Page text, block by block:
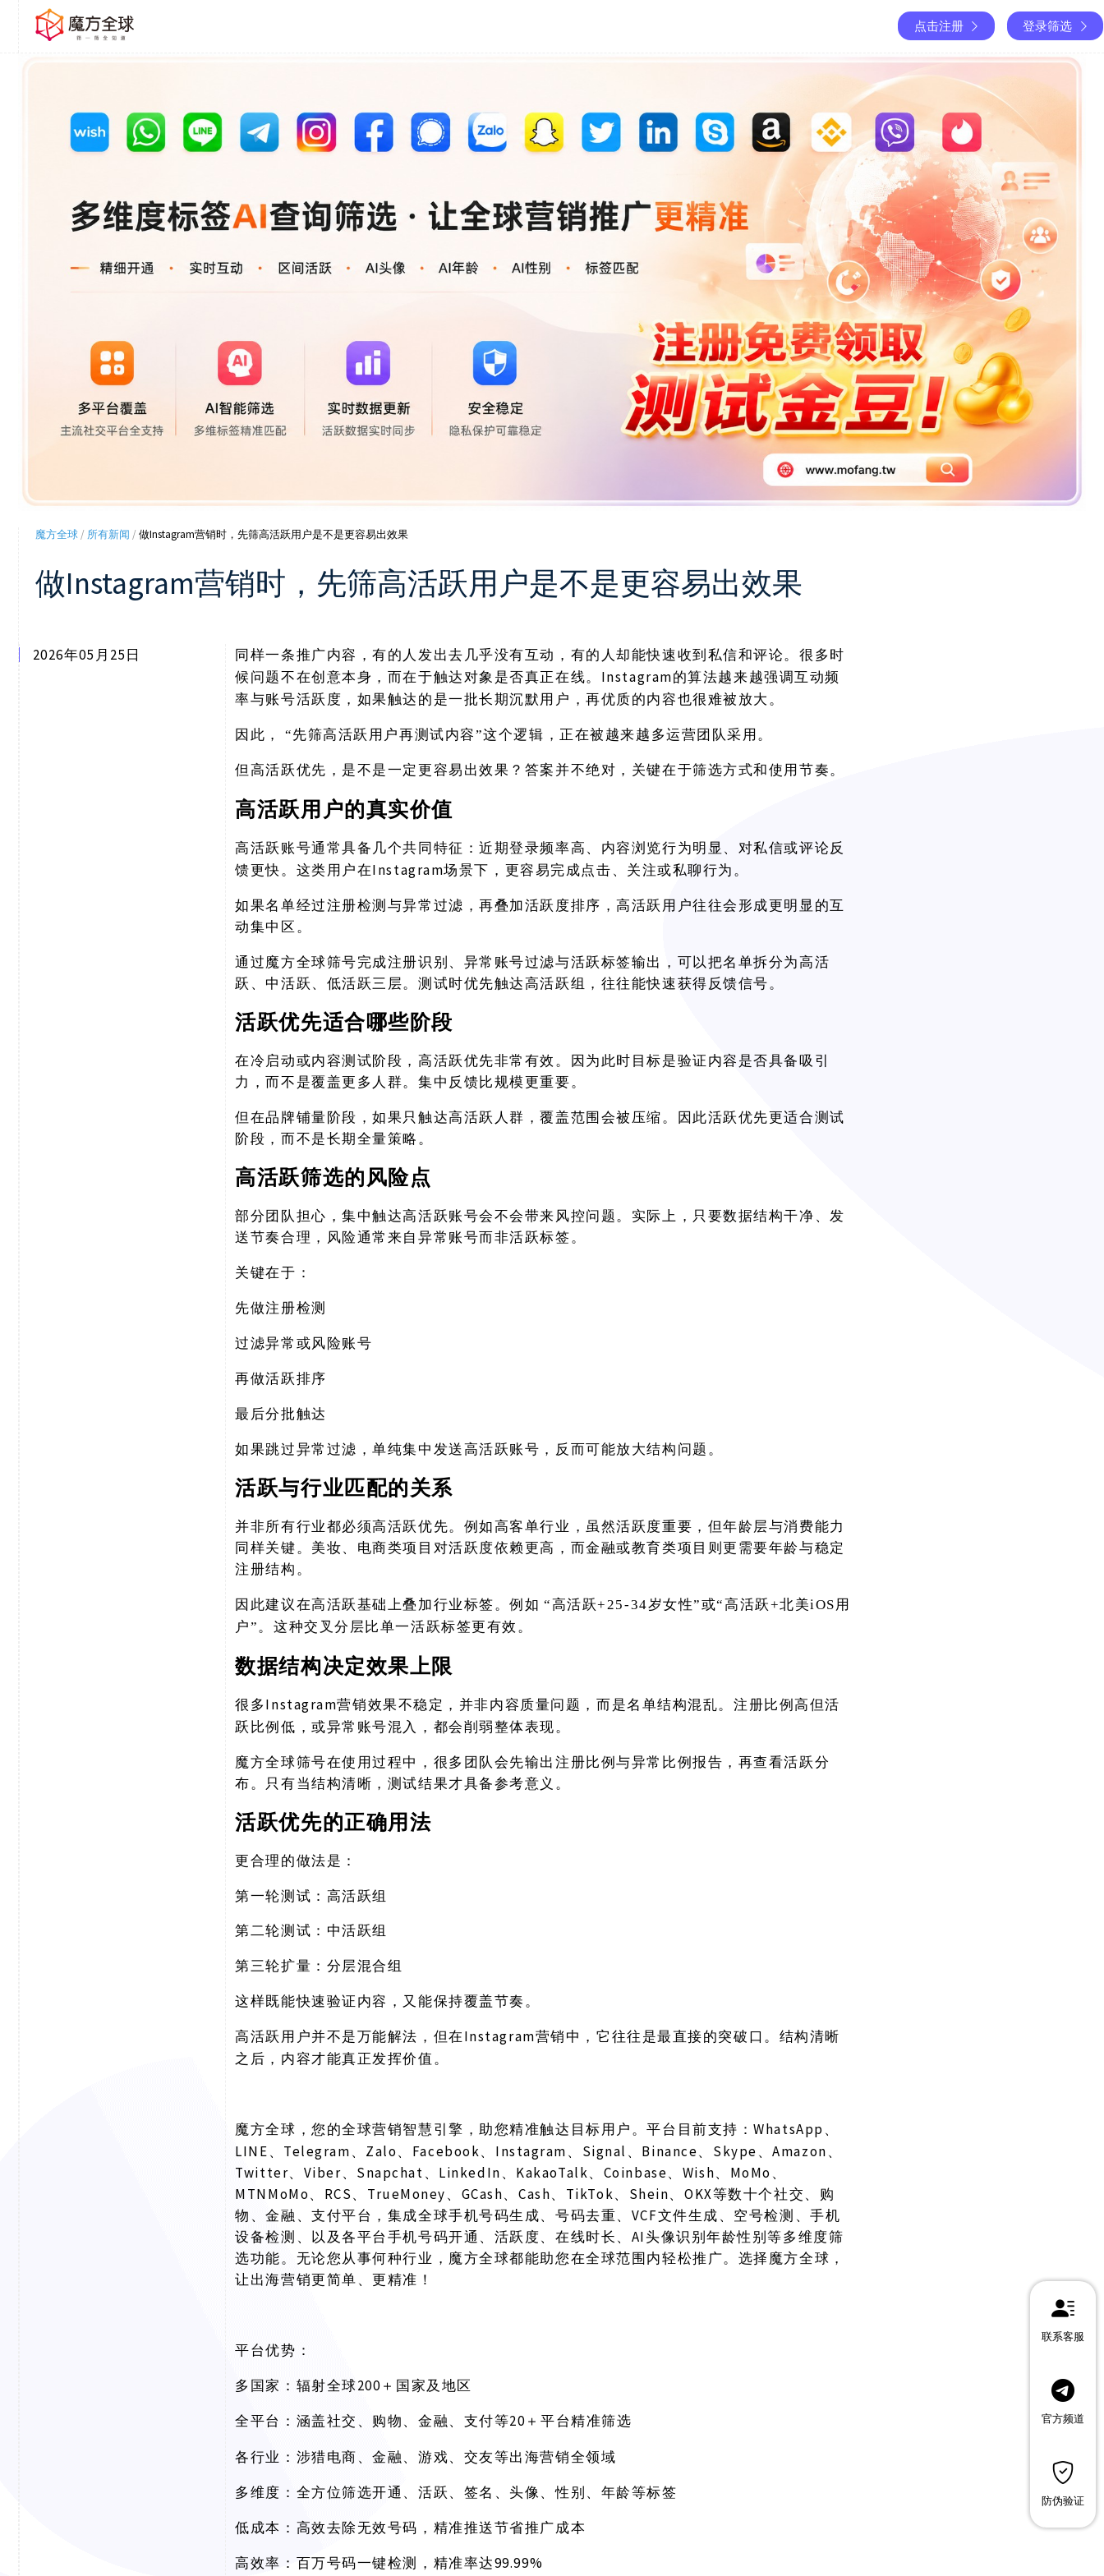
点击注册 登录筛选
魔方全球 / 所有新闻 /做Instagram营销时，先筛高活跃用户是不是更容易出效果
做Instagram营销时，先筛高活跃用户是不是更容易出效果
2026年05月25日
同样一条推广内容，有的人发出去几乎没有互动，有的人却能快速收到私信和评论。很多时
候问题不在创意本身，而在于触达对象是否真正在线。 Instagram的算法越来越强调互动频
率与账号活跃度，如果触达的是一批长期沉默用户，再优质的内容也很难被放大。
因此， “先筛高活跃用户再测试内容”这个逻辑，正在被越来越多运营团队采用。
但高活跃优先，是不是一定更容易出效果？答案并不绝对，关键在于筛选方式和使用节奏。
高活跃用户的真实价值
高活跃账号通常具备几个共同特征：近期登录频率高、内容浏览行为明显、对私信或评论反
馈更快。这类用户在Instagram场景下，更容易完成点击、关注或私聊行为。
如果名单经过注册检测与异常过滤，再叠加活跃度排序，高活跃用户往往会形成更明显的互
动集中区。
通过魔方全球筛号完成注册识别、异常账号过滤与活跃标签输出，可以把名单拆分为高活
跃、中活跃、低活跃三层。测试时优先触达高活跃组，往往能快速获得反馈信号。
活跃优先适合哪些阶段
在冷启动或内容测试阶段，高活跃优先非常有效。因为此时目标是验证内容是否具备吸引
力，而不是覆盖更多人群。集中反馈比规模更重要。
但在品牌铺量阶段，如果只触达高活跃人群，覆盖范围会被压缩。因此活跃优先更适合测试
阶段，而不是长期全量策略。
高活跃筛选的风险点
部分团队担心，集中触达高活跃账号会不会带来风控问题。实际上，只要数据结构干净、发
送节奏合理，风险通常来自异常账号而非活跃标签。
关键在于：
先做注册检测
过滤异常或风险账号
再做活跃排序
最后分批触达
如果跳过异常过滤，单纯集中发送高活跃账号，反而可能放大结构问题。
活跃与行业匹配的关系
并非所有行业都必须高活跃优先。例如高客单行业，虽然活跃度重要，但年龄层与消费能力
同样关键。美妆、电商类项目对活跃度依赖更高，而金融或教育类项目则更需要年龄与稳定
注册结构。
因此建议在高活跃基础上叠加行业标签。例如 “高活跃+25-34岁女性”或“高活跃+北美iOS用
户”。这种交叉分层比单一活跃标签更有效。
数据结构决定效果上限
很多Instagram营销效果不稳定，并非内容质量问题，而是名单结构混乱。注册比例高但活
跃比例低，或异常账号混入，都会削弱整体表现。
魔方全球筛号在使用过程中，很多团队会先输出注册比例与异常比例报告，再查看活跃分
布。只有当结构清晰，测试结果才具备参考意义。
活跃优先的正确用法
更合理的做法是：
第一轮测试：高活跃组
第二轮测试：中活跃组
第三轮扩量：分层混合组
这样既能快速验证内容，又能保持覆盖节奏。
高活跃用户并不是万能解法，但在 Instagram营销中，它往往是最直接的突破口。结构清晰
之后，内容才能真正发挥价值。
魔方全球，您的全球营销智慧引擎，助您精准触达目标用户。平台目前支持：WhatsApp、
LINE、Telegram、Zalo、Facebook、Instagram、Signal、Binance、Skype、Amazon、
Twitter、Viber、Snapchat、LinkedIn、KakaoTalk、Coinbase、Wish、MoMo、
MTNMoMo、RCS、TrueMoney、GCash、Cash、TikTok、Shein、OKX等数十个社交、购
物、金融、支付平台，集成全球手机号码生成、号码去重、VCF文件生成、空号检测、手机
设备检测、以及各平台手机号码开通、活跃度、在线时长、AI头像识别年龄性别等多维度筛
选功能。无论您从事何种行业，魔方全球都能助您在全球范围内轻松推广。选择魔方全球，
让出海营销更简单、更精准！
平台优势：
多国家：辐射全球200＋国家及地区
全平台：涵盖社交、购物、金融、支付等20＋平台精准筛选
各行业：涉猎电商、金融、游戏、交友等出海营销全领域
多维度：全方位筛选开通、活跃、签名、头像、性别、年龄等标签
低成本：高效去除无效号码，精准推送节省推广成本
高效率：百万号码一键检测，精准率达99.99%
联系客服
官方频道
防伪验证